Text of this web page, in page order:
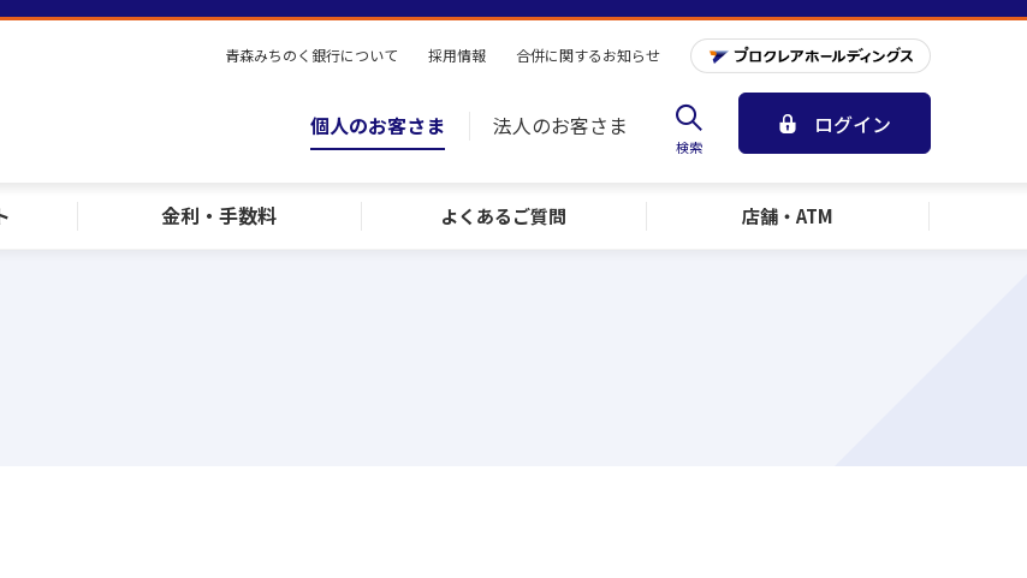
金利・手数料 よくあるご質問 店舗・ATM
青森みちのく銀行について 採用情報 合併に関するお知らせ
個人のお客さま 法人のお客さま
検索
ログイン